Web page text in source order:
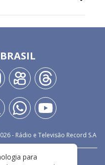
- Rádio e Televisão Record S.A
PRIVACIDADE
para